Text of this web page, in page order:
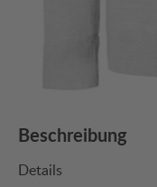
Beschreibung
Details